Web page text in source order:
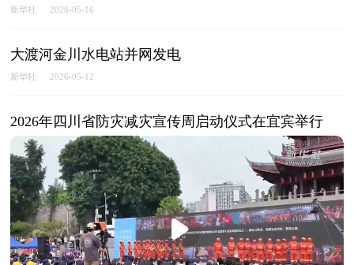
新华社 2026-05-16
大渡河金川水电站并网发电
新华社 2026-05-12
2026年四川省防灾减灾宣传周启动仪式在宜宾举行